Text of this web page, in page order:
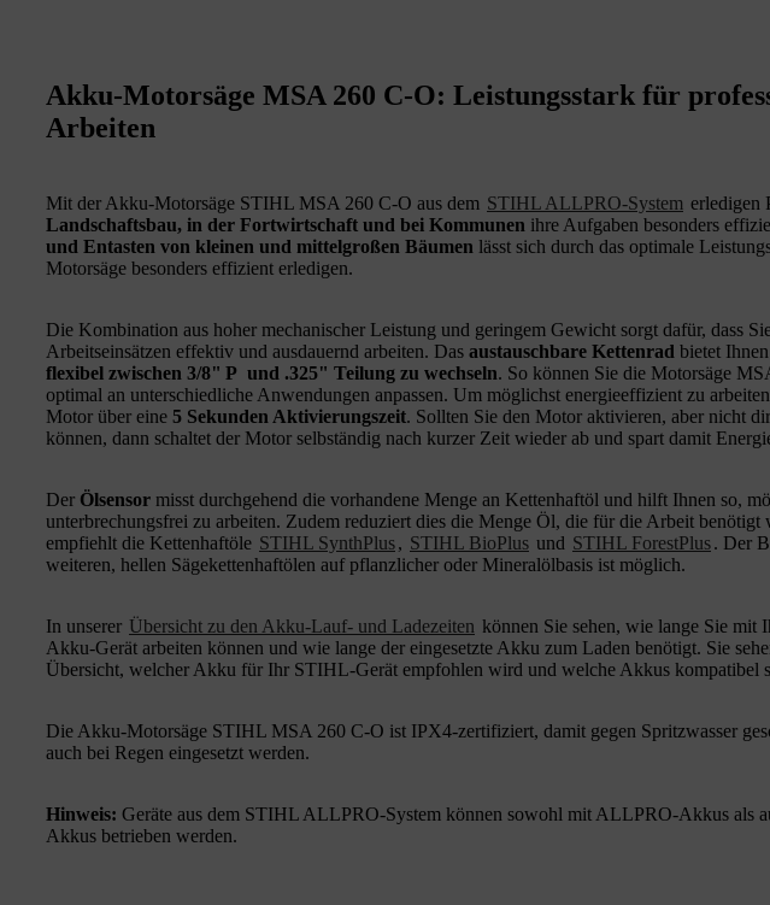
Akku-Motorsäge MSA 260 C-O: Leistungsstark für
Arbeiten
Mit der Akku-Motorsäge STIHL MSA 260 C-O aus dem STIHL ALLPRO-System erledigen
Landschaftsbau, in der Fortwirtschaft und bei Kommunen ihre Aufgaben besonders
und Entasten von kleinen und mittelgroßen Bäumen lässt sich durch das optimale
Motorsäge besonders effizient erledigen.
Die Kombination aus hoher mechanischer Leistung und geringem Gewicht sorgt dafür, dass
Arbeitseinsätzen effektiv und ausdauernd arbeiten. Das austauschbare Kettenrad bietet
flexibel zwischen 3/8" P und .325" Teilung zu wechseln. So können Sie die Motorsäge
optimal an unterschiedliche Anwendungen anpassen. Um möglichst energieeffizient zu
Motor über eine 5 Sekunden Aktivierungszeit. Sollten Sie den Motor aktivieren, aber nicht
können, dann schaltet der Motor selbständig nach kurzer Zeit wieder ab und spart damit
Der Ölsensor misst durchgehend die vorhandene Menge an Kettenhaftöl und hilft Ihnen so,
unterbrechungsfrei zu arbeiten. Zudem reduziert dies die Menge Öl, die für die Arbeit
empfiehlt die Kettenhaftöle STIHL SynthPlus, STIHL BioPlus und STIHL ForestPlus. Der
weiteren, hellen Sägekettenhaftölen auf pflanzlicher oder Mineralölbasis ist möglich.
In unserer Übersicht zu den Akku-Lauf- und Ladezeiten können Sie sehen, wie lange Sie mit
Akku-Gerät arbeiten können und wie lange der eingesetzte Akku zum Laden benötigt. Sie
Übersicht, welcher Akku für Ihr STIHL-Gerät empfohlen wird und welche Akkus kompatibel
Die Akku-Motorsäge STIHL MSA 260 C-O ist IPX4-zertifiziert, damit gegen Spritzwasser
auch bei Regen eingesetzt werden.
Hinweis: Geräte aus dem STIHL ALLPRO-System können sowohl mit ALLPRO-Akkus als
Akkus betrieben werden.